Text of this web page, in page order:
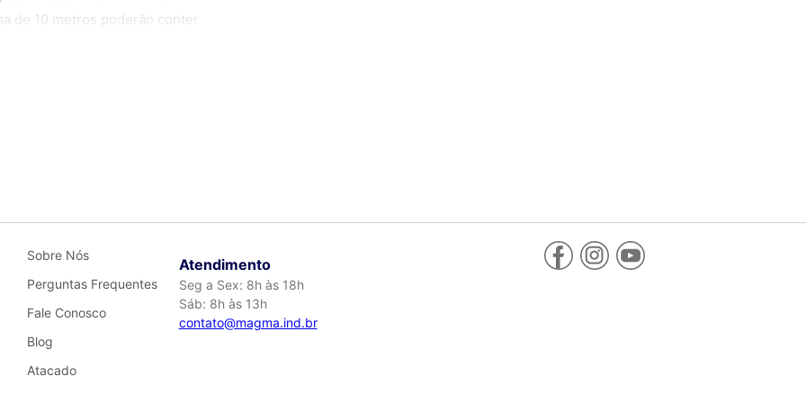
de 10 metros poderão conter
de 10% dependendo do
opte por Transportadora.
Sobre Nós
Perguntas Frequentes
Fale Conosco
Blog
Atacado
Atendimento
Seg a Sex: 8h às 18h
Sáb: 8h às 13h
contato@magma.ind.br